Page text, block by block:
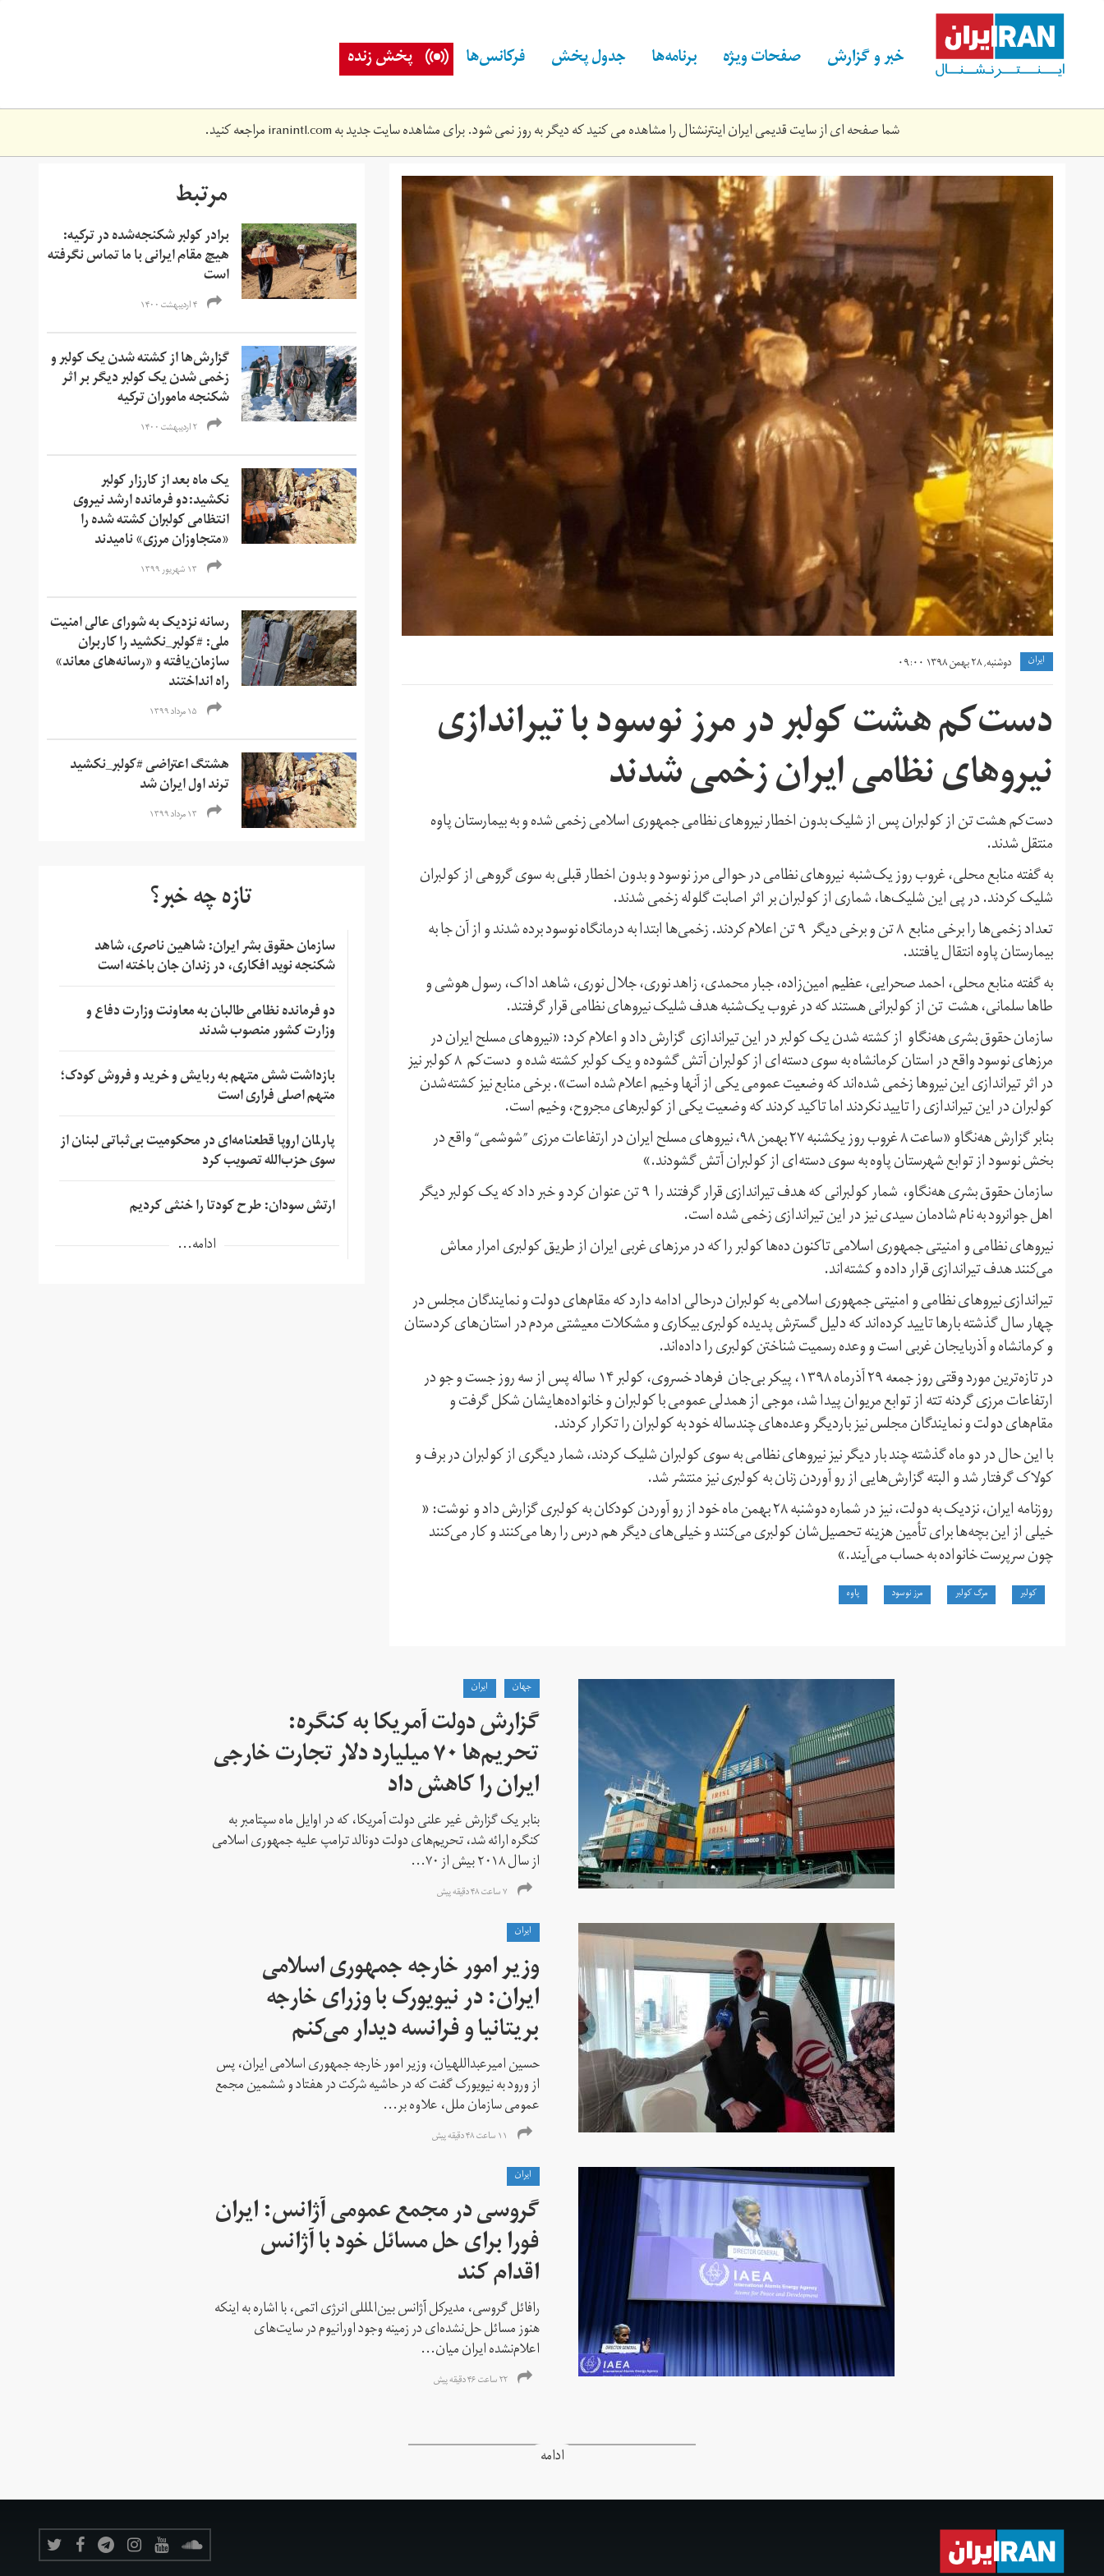
content خبر و گزارش صفحات ویژه برنامه‌ها جدول پخش فرکانس‌ها پخش زنده
شما صفحه ای از سایت قدیمی ایران اینترنشنال را مشاهده می کنید که دیگر به روز نمی شود. برای مشاهده سایت جدید بهiranintl.comمراجعه کنید.
p-
n-
1398-
11-
27.‎1-
98760.jpg
ايران دوشنبه, ۲۸ بهمن ۱۳۹۸ ۰۹:۰۰
دست‌کم هشت کولبر در مرز نوسود با تیراندازی
نیروهای نظامی ایران زخمی شدند
دست‌کم هشت تن از کولبران پس از شلیک بدون اخطار نیروهای نظامی جمهوری اسلامی زخمی شده و به بیمارستان پاوه
منتقل شدند.
به گفته منابع محلی، غروب روز یک‌شنبه نیروهای نظامی در حوالی مرز نوسود و بدون اخطار قبلی به سوی گروهی از کولبران
شلیک کردند. در پی این شلیک‌ها، شماری از کولبران بر اثر اصابت گلوله زخمی شدند.
تعداد زخمی‌ها را برخی منابع ۸ تن و برخی دیگر ۹ تن اعلام کردند. زخمی‌ها ابتدا به درمانگاه نوسود برده شدند و از آن جا به
بیمارستان پاوه انتقال یافتند.
به گفته منابع محلی، احمد صحرایی، عظیم امین‌زاده، جبار محمدی، زاهد نوری، جلال نوری، شاهد اداک، رسول هوشی و
طاها سلمانی، هشت تن از کولبرانی هستند که در غروب یک‌شنبه هدف شلیک نیروهای نظامی قرار گرفتند.
سازمان حقوق بشری هه‌نگاو از کشته شدن یک کولبر در این تیراندازی گزارش داد و اعلام کرد: «نیروهای مسلح ایران در
مرزهای نوسود واقع در استان کرمانشاه بە سوی دستەای از کولبران آتش گشودە و یک کولبر کشتە شدە و دست‌کم ٨ کولبر نیز
در اثر تیراندازی این نیروها زخمی شدەاند کە وضعیت عمومی یکی از آنها وخیم اعلام شدە است». برخی منابع نیز کشته‌شدن
کولبران در این تیراندازی را تایید نکردند اما تاکید کردند که وضعیت یکی از کولبرهای مجروح، وخیم است.
بنابر گزارش هه‌نگاو «ساعت ٨ غروب روز یکشنبە ٢٧ بهمن ٩٨، نیروهای مسلح ایران در ارتفاعات مرزی ”شوشمی“ واقع در
بخش نوسود از توابع شهرستان پاوە بە سوی دستەای از کولبران آتش گشودند.»
سازمان حقوق بشری هه‌نگاو، شمار کولبرانی که هدف تیراندازی قرار گرفتند را ۹ تن عنوان کرد و خبر داد که یک کولبر دیگر
اهل جوانرود به نام شادمان سیدی نیز در این تیراندازی زخمی شدە است.
نیروهای نظامی و امنیتی جمهوری اسلامی تاکنون ده‌ها کولبر را که در مرزهای غربی ایران از طریق کولبری امرار معاش
می‌کنند هدف تیراندازی قرار داده‌ و کشته‌اند.
تیراندازی نیروهای نظامی و امنیتی جمهوری اسلامی به کولبران درحالی ادامه دارد که مقام‌های دولت و نمایندگان مجلس در
چهار سال گذشته بارها تایید کرده‌اند که دلیل گسترش پدیده کولبری بیکاری و مشکلات معیشتی مردم در استان‌های کردستان
و کرمانشاه و آذربایجان غربی است و وعده رسمیت شناختن کولبری را داده‌اند.
در تازه‌ترین مورد وقتی روز جمعه ۲۹ آذرماه ۱۳۹۸، پیکر بی‌جان فرهاد خسروی، کولبر ۱۴ ساله پس از سه روز جست و جو در
ارتفاعات مرزی گردنه تته از توابع مریوان پیدا شد، موجی از همدلی عمومی با کولبران و خانواده‌هایشان شکل گرفت و
مقام‌های دولت و نمایندگان مجلس نیز باردیگر وعده‌های چندساله خود به کولبران را تکرار کردند.
با این حال در دو ماه گذشته چند بار دیگر نیز نیروهای نظامی به سوی کولبران شلیک کردند، شمار دیگری از کولبران در برف و
کولاک گرفتار شد و البته گزارش‌هایی از رو آوردن زنان به کولبری نیز منتشر شد.
روزنامه ایران، نزدیک به دولت، نیز در شماره دوشنبه ۲۸ بهمن ماه خود از رو آوردن کودکان به کولبری گزارش داد و نوشت: «
خیلی از این بچه‌ها برای تأمین هزینه تحصیل‌شان کولبری می‌کنند و خیلی‌های دیگر هم درس را رها می‌کنند و کار می‌کنند
چون سرپرست خانواده به حساب می‌آیند.»
کولبر مرگ کولبر مرز نوسود پاوه‌
مرتبط
برادر کولبر شکنجه‌شده در ترکیه:
هیچ مقام ایرانی با ما تماس نگرفته
است
۴ اردیبهشت ۱۴۰۰
گزارش‌ها از کشته شدن یک کولبر و
زخمی شدن یک کولبر دیگر بر اثر
شکنجه ماموران ترکیه
۲ اردیبهشت ۱۴۰۰
یک ماه بعد از کارزار کولبر
نکشید:دو فرمانده ارشد نیروی
انتظامی کولبران کشته شده را
«متجاوزان مرزی» نامیدند
۱۳ شهریور ۱۳۹۹
رسانه نزدیک به شورای عالی امنیت
ملی:‌ #کولبر_نکشید را کاربران
سازمان‌یافته و «رسانه‌های معاند»
راه انداختند
۱۵ مرداد ۱۳۹۹
هشتگ اعتراضی #کولبر_نکشید
ترند اول ایران شد
۱۳ مرداد ۱۳۹۹
تازه چه خبر؟
سازمان حقوق بشر ایران: شاهین ناصری، شاهد
شکنجه نوید افکاری، در زندان جان باخته است
دو فرمانده نظامی طالبان به معاونت وزارت دفاع و
وزارت کشور منصوب شدند
بازداشت شش متهم به ربایش و خرید و فروش کودک؛
متهم اصلی فراری است
پارلمان اروپا قطعنامه‌ای در محکومیت بی‌ثباتی لبنان از
سوی حزب‌الله تصویب کرد
ارتش سودان: طرح کودتا را خنثی کردیم
ادامه...
جهان ايران
گزارش دولت آمریکا به کنگره:
تحریم‌ها ۷۰ میلیارد دلار تجارت خارجی
ایران را کاهش داد
بنابر یک گزارش غیر علنی دولت آمریکا، که در اوایل ماه سپتامبر به
کنگره ارائه شد، تحریم‌های دولت دونالد ترامپ علیه جمهوری اسلامی
از سال ۲۰۱۸ بیش از ۷۰...
۷ ساعت ۴۸ دقیقه پیش
ايران
وزیر امور خارجه جمهوری اسلامی
ایران: در نیویورک با وزرای خارجه
بریتانیا و فرانسه دیدار می‌کنم
حسین امیرعبداللهیان، وزیر امور خارجه جمهوری اسلامی ایران، پس
از ورود به نیویورک گفت که در حاشیه شرکت در هفتاد و ششمین مجمع
عمومی سازمان ملل، علاوه بر...
۱۱ ساعت ۴۸ دقیقه پیش
ايران
گروسی در مجمع عمومی آژانس: ایران
فورا برای حل مسائل خود با آژانس
اقدام کند
رافائل گروسی، مدیرکل آژانس بین‌المللی انرژی اتمی، با اشاره به اینکه
هنوز مسائل حل‌نشده‌ای در زمینه وجود اورانیوم در سایت‌های
اعلام‌نشده ایران میان...
۲۲ ساعت ۴۶ دقیقه پیش
ادامه